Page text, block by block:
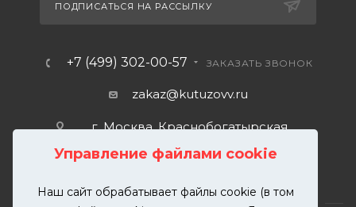
Управление файлами cookie
Наш сайт обрабатывает файлы cookie (в том
ПОДПИСАТЬСЯ НА РАССЫЛКУ
+7 (499) 302-00-57 ЗАКАЗАТЬ ЗВОНОК
zakaz@kutuzovv.ru
г. Москва, Краснобогатырская